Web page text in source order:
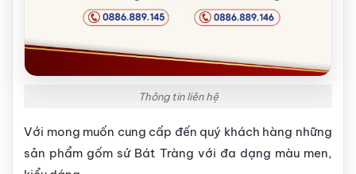
Thông tin liên hệ
Với mong muốn cung cấp đến quý khách hàng những
sản phẩm gốm sứ Bát Tràng với đa dạng màu men,